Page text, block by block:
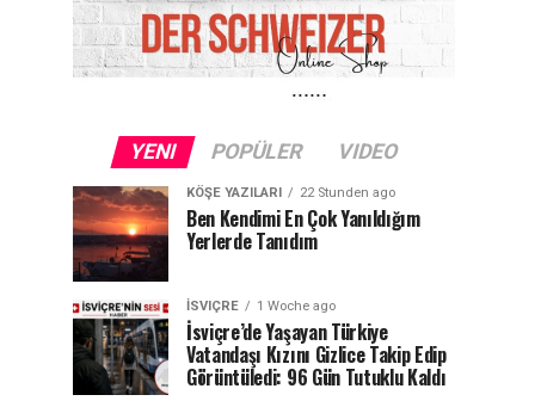
YENI POPÜLER VIDEO
KÖŞE YAZILARI 22 Stunden ago
Ben Kendimi En Çok Yanıldığım
Yerlerde Tanıdım
İSVIÇRE 1 Woche ago
İsviçre’de Yaşayan Türkiye
Vatandaşı Kızını Gizlice Takip Edip
Görüntüledi: 96 Gün Tutuklu Kaldı